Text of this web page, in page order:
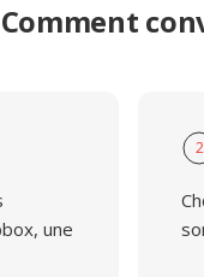
Comment
une
2